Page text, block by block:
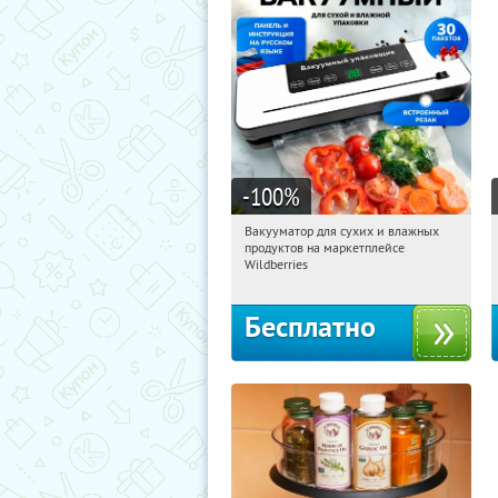
-100%
01:22:47 Получили:180
Россия
Вакууматор для сухих и влажных
продуктов на маркетплейсе
Wildberries
Бесплатно